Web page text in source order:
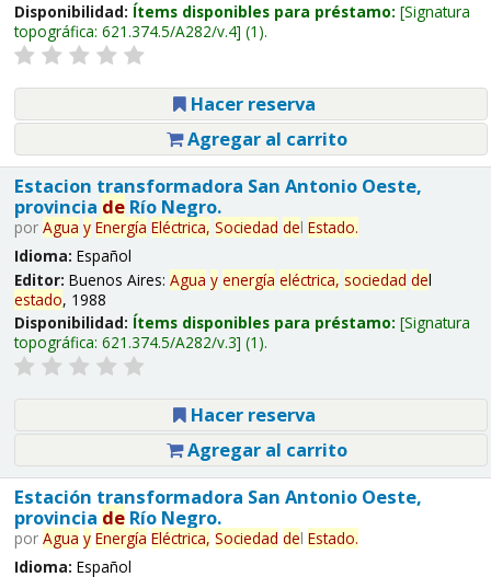
Disponibilidad: Ítems disponibles para préstamo: Signatura
topográfica: 621.374.5/A282/v.4 (1).
Hacer reserva
Agregar al carrito
Estacion transformadora San Antonio Oeste,
provincia deRío Negro.
por Agua y Energía Eléctrica, Sociedad del Estado.
Idioma: Español
Editor: Buenos Aires: Agua y energía eléctrica, sociedad del
estado, 1988
Disponibilidad: Ítems disponibles para préstamo: Signatura
topográfica: 621.374.5/A282/v.3 (1).
Hacer reserva
Agregar al carrito
Estación transformadora San Antonio Oeste,
provincia deRío Negro.
por Agua y Energía Eléctrica, Sociedad del Estado.
Idioma: Español